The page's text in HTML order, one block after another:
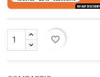
favorite_border